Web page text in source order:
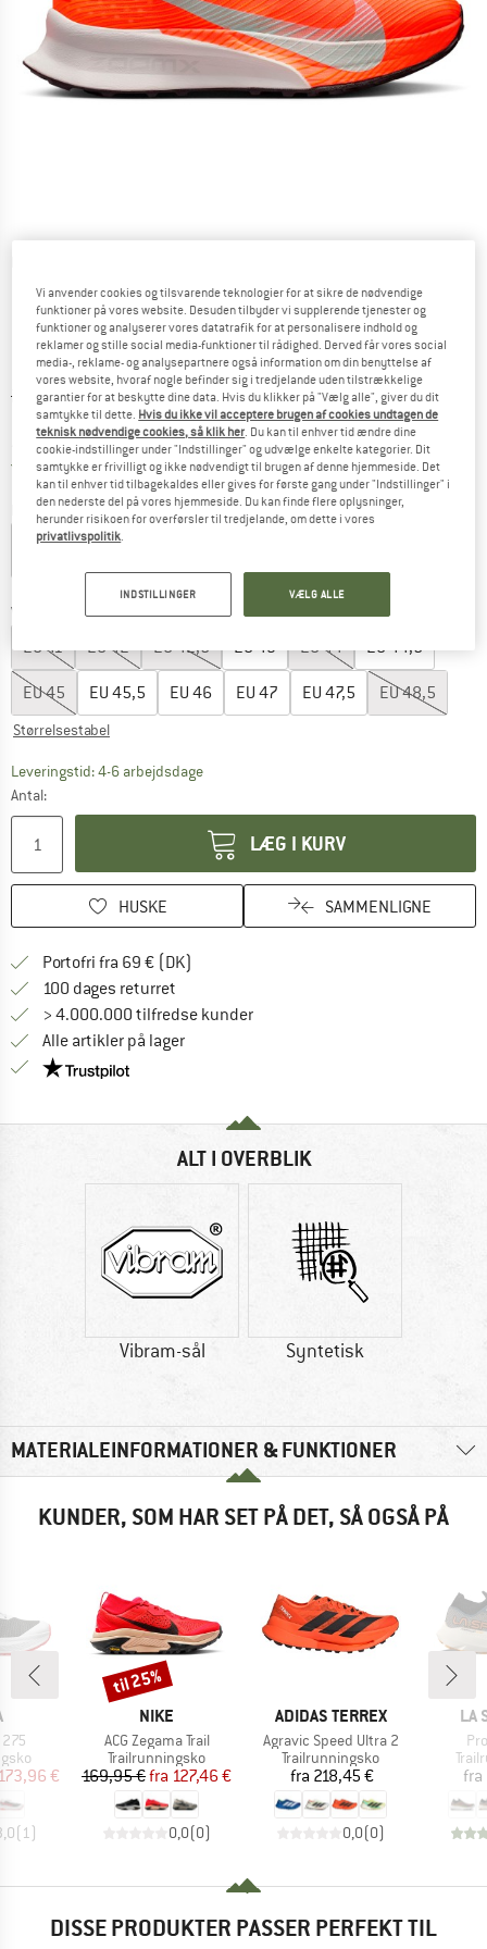
Original pris :
249,95€
Pris:
199,96€ inkl. moms.
KR1.494,82
Gratis forsendelse(DK)Danmark. Oplysninger om
Farve:Hyper Crimson / White / Total Orange
20%
Vælg en størrelse:
EU41 EU42 EU42,5 EU43 EU44 EU44,5
EU45 EU 45,5 EU 46 EU 47 EU 47,5 EU48,5
Størrelsestabel
Leveringstid: 4-6 arbejdsdageLinket åbnes i en infoboks og indeholder
Antal:
LÆG I KURV
HUSKE SAMMENLIGNE
Portofri fra 69 € (DK)
100 dages returret
> 4.000.000 tilfredse kunder
Alle artikler på lager
Vi er Trustpilot-certificeret - oplysningerne får du
ALT I OVERBLIK
Vibram-sål Syntetisk
MATERIALEINFORMATIONER & FUNKTIONER
KUNDER, SOM HAR SET PÅ DET, SÅ OGSÅ PÅ
pris
€
( 1)
MÆRKE
NIKE
Artikel
ACG Zegama Trail
Produktgruppe
Trailrunningsko
Pris
169,95 € Nedsat pris
fra 127,46 €
0,0(0)
Rabat
til 25%
MÆRKE
ADIDAS TERREX
Artikel
Agravic Speed Ultra 2
Produktgruppe
Trailrunningsko
Pris
fra 218,45 €
0,0(0)
LA
fra
DISSE PRODUKTER PASSER PERFEKT TIL
Vi anvender cookies og tilsvarende teknologier for at sikre de nødvendige
funktioner på vores website. Desuden tilbyder vi supplerende tjenester og
funktioner og analyserer vores datatrafik for at personalisere indhold og
reklamer og stille social media-funktioner til rådighed. Derved får vores social
media-, reklame- og analysepartnere også information om din benyttelse af
vores website, hvoraf nogle befinder sig i tredjelande uden tilstrækkelige
garantier for at beskytte dine data. Hvis du klikker på "Vælg alle", giver du dit
samtykke til dette. Hvis du ikke vil acceptere brugen af cookies undtagen de
teknisk nødvendige cookies, så klik her . Du kan til enhver tid ændre dine
cookie-indstillinger under "Indstillinger" og udvælge enkelte kategorier. Dit
samtykke er frivilligt og ikke nødvendigt til brugen af denne hjemmeside. Det
kan til enhver tid tilbagekaldes eller gives for første gang under "Indstillinger" i
den nederste del på vores hjemmeside. Du kan finde flere oplysninger,
herunder risikoen for overførsler til tredjelande, om dette i vores
privatlivspolitik
INDSTILLINGER VÆLG ALLE